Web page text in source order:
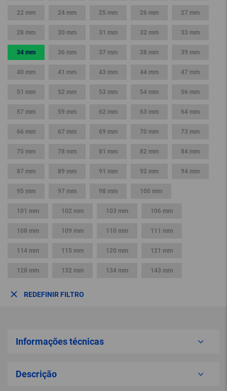
22 mm 24 mm 25 mm 26 mm 27 mm
28 mm 30 mm 31 mm 32 mm 33 mm
34 mm 36 mm 37 mm 38 mm 39 mm
40 mm 41 mm 43 mm 44 mm 47 mm
51 mm 52 mm 53 mm 54 mm 56 mm
57 mm 59 mm 62 mm 63 mm 64 mm
66 mm 67 mm 69 mm 70 mm 73 mm
75 mm 78 mm 81 mm 82 mm 84 mm
87 mm 89 mm 91 mm 92 mm 94 mm
95 mm 97 mm 98 mm 100 mm
101 mm 102 mm 103 mm 106 mm
108 mm 109 mm 110 mm 111 mm
114 mm 115 mm 120 mm 121 mm
128 mm 132 mm 134 mm 143 mm
REDEFINIR FILTRO
Informações técnicas
Descrição